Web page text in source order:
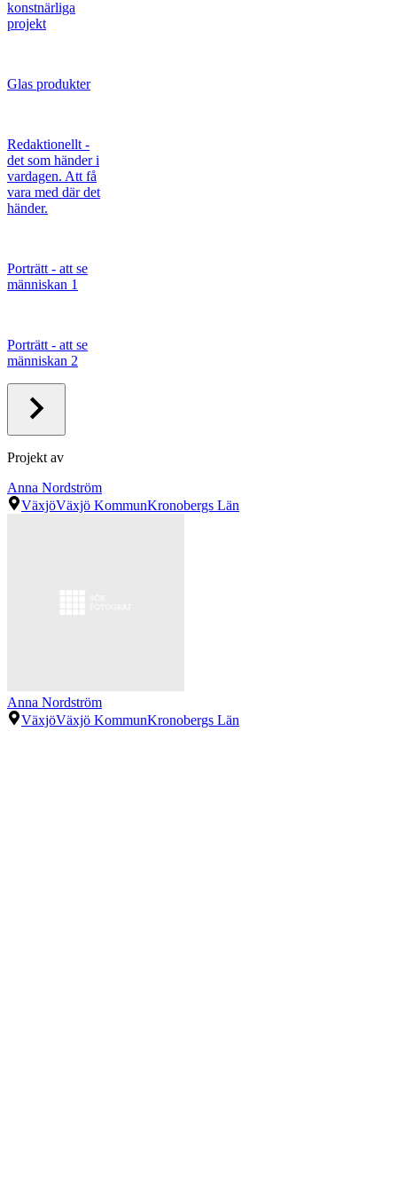
konstnärliga
projekt
Glas produkter
Redaktionellt -
det som händer i
vardagen. Att få
vara med där det
händer.
Porträtt - att se
människan 1
Porträtt - att se
människan 2
Projekt av
Anna Nordström
VäxjöVäxjö KommunKronobergs Län
Anna Nordström
VäxjöVäxjö KommunKronobergs Län